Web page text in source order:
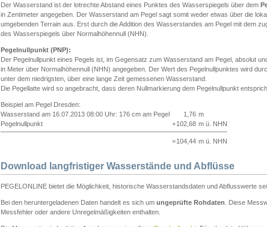
Der Wasserstand ist der lotrechte Abstand eines Punktes des Wasserspiegels über dem
in Zentimeter angegeben. Der Wasserstand am Pegel sagt somit weder etwas über die
umgebenden Terrain aus. Erst durch die Addition des Wasserstandes am Pegel mit dem
des Wasserspiegels über Normalhöhennull (NHN).
Pegelnullpunkt (PNP):
Der Pegelnullpunkt eines Pegels ist, im Gegensatz zum Wasserstand am Pegel, absolut
in Meter über Normalhöhennull (NHN) angegeben. Der Wert des Pegelnullpunktes wird
unter dem niedrigsten, über eine lange Zeit gemessenen Wasserstand.
Die Pegellatte wird so angebracht, dass deren Nullmarkierung dem Pegelnullpunkt
Beispiel am Pegel Dresden:
Wasserstand am 16.07.2013 08:00 Uhr: 176 cm am Pegel
1,76 m
Pegelnullpunkt
+102,68 m ü. NHN
=104,44 m ü. NHN
Download langfristiger Wasserstände und Abflüsse
PEGELONLINE bietet die Möglichkeit, historische Wasserstandsdaten und Abflusswerte
Bei den heruntergeladenen Daten handelt es sich um ungeprüfte Rohdaten . Diese
Messfehler oder andere Unregelmäßigkeiten enthalten.